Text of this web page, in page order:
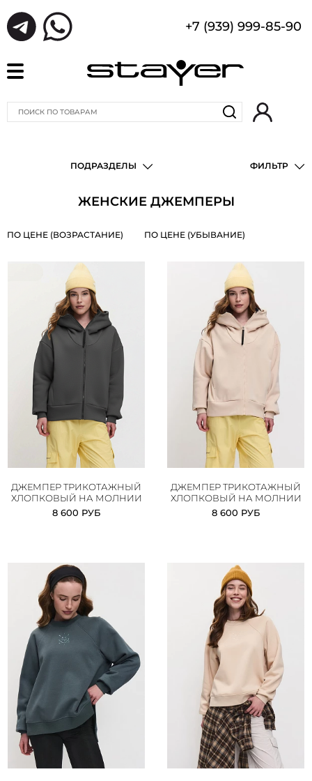
+7 (939) 999-85-90
ПОДРАЗДЕЛЫ ФИЛЬТР
ЖЕНСКИЕ ДЖЕМПЕРЫ
ПО ЦЕНЕ (ВОЗРАСТАНИЕ) ПО ЦЕНЕ (УБЫВАНИЕ)
ДЖЕМПЕР ТРИКОТАЖНЫЙ
ХЛОПКОВЫЙ НА МОЛНИИ
8 600 РУБ
ДЖЕМПЕР ТРИКОТАЖНЫЙ
ХЛОПКОВЫЙ НА МОЛНИИ
8 600 РУБ